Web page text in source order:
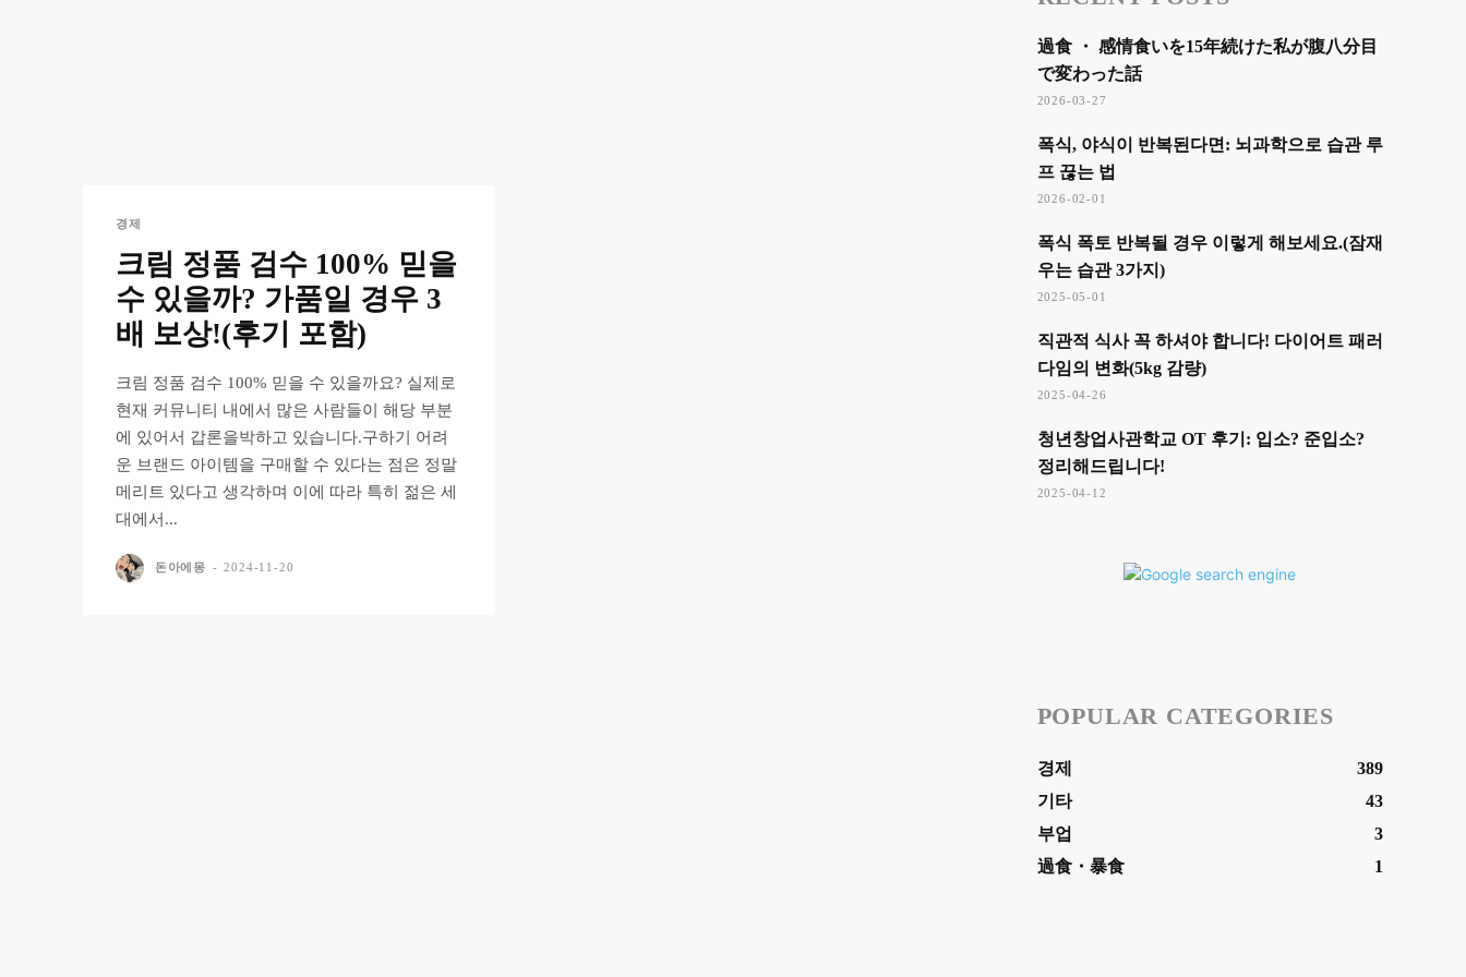
경제
크림 정품 검수 100% 믿을
수 있을까? 가품일 경우 3
배 보상!(후기 포함)
크림 정품 검수 100% 믿을 수 있을까요? 실제로
현재 커뮤니티 내에서 많은 사람들이 해당 부분
에 있어서 갑론을박하고 있습니다.구하기 어려
운 브랜드 아이템을 구매할 수 있다는 점은 정말
메리트 있다고 생각하며 이에 따라 특히 젊은 세
대에서...
돈아에몽 - 2024-11-20
過食 ・ 感情食いを15年続けた私が腹八分目
で変わった話
2026-03-27
폭식, 야식이 반복된다면: 뇌과학으로 습관 루
프 끊는 법
2026-02-01
폭식 폭토 반복될 경우 이렇게 해보세요.(잠재
우는 습관 3가지)
2025-05-01
직관적 식사 꼭 하셔야 합니다! 다이어트 패러
다임의 변화(5kg 감량)
2025-04-26
청년창업사관학교 OT 후기: 입소? 준입소?
정리해드립니다!
2025-04-12
POPULAR CATEGORIES
경제
389
기타
43
부업
3
過食・暴食
1